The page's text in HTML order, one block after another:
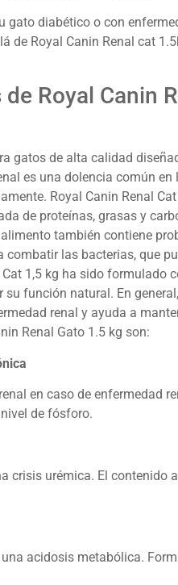
gato diabético o con
Royal Canin Renal cat
Royal Canin
gatos de alta calidad
es una dolencia común en
Royal Canin Renal
de proteínas, grasas y
también contiene
las bacterias, que
1,5 kg ha sido formulado
función natural. En
renal y ayuda a
Renal Gato 1.5 kg son:
en caso de enfermedad
de fósforo.
crisis urémica. El contenido
acidosis metabólica.